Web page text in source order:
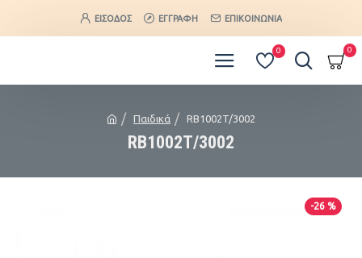
ΕΊΣΟΔΟΣ ΕΓΓΡΑΦΉ ΕΠΙΚΟΙΝΩΝΊΑ
0 0
Παιδικά RB1002T/3002
RB1002T/3002
-26 %